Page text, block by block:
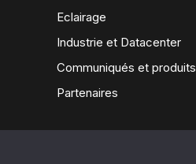
Eclairage
Industrie et Datacenter
Communiqués et produits
Partenaires